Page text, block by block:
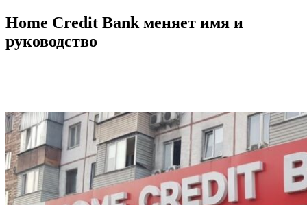
Home Credit Bank меняет имя и
руководство